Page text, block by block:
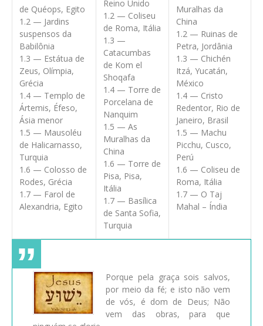
de Quéops, Egito
1.2 — Jardins
suspensos da
Babilônia
1.3 — Estátua de
Zeus, Olímpia,
Grécia
1.4 — Templo de
Ártemis, Éfeso,
Ásia menor
1.5 — Mausoléu
de Halicarnasso,
Turquia
1.6 — Colosso de
Rodes, Grécia
1.7 — Farol de
Alexandria, Egito
Reino Unido
1.2 — Coliseu
de Roma, Itália
1.3 —
Catacumbas
de Kom el
Shoqafa
1.4 — Torre de
Porcelana de
Nanquim
1.5 — As
Muralhas da
China
1.6 — Torre de
Pisa, Pisa,
Itália
1.7 — Basílica
de Santa Sofia,
Turquia
Muralhas da
China
1.2 — Ruinas de
Petra, Jordânia
1.3 — Chichén
Itzá, Yucatán,
México
1.4 — Cristo
Redentor, Rio de
Janeiro, Brasil
1.5 — Machu
Picchu, Cusco,
Perú
1.6 — Coliseu de
Roma, Itália
1.7 — O Taj
Mahal – Índia
Porque pela graça sois salvos,
por meio da fé; e isto não vem
de vós, é dom de Deus; Não
vem das obras, para que